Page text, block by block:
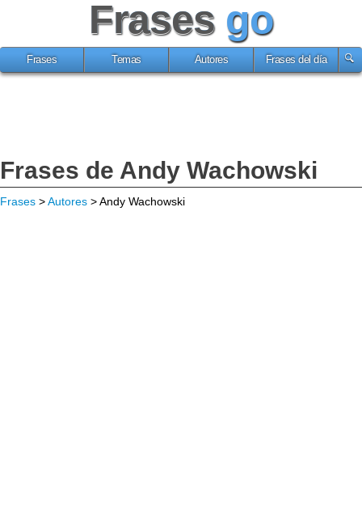
Frases go
Frases Temas Autores Frases del día
Frases de Andy Wachowski
Frases >Autores > Andy Wachowski